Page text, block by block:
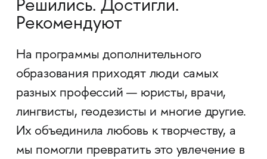
Решились. Достигли.
Рекомендуют
На программы дополнительного
образования приходят люди самых
разных профессий — юристы, врачи,
лингвисты, геодезисты и многие другие.
Их объединила любовь к творчеству, а
мы помогли превратить это увлечение в